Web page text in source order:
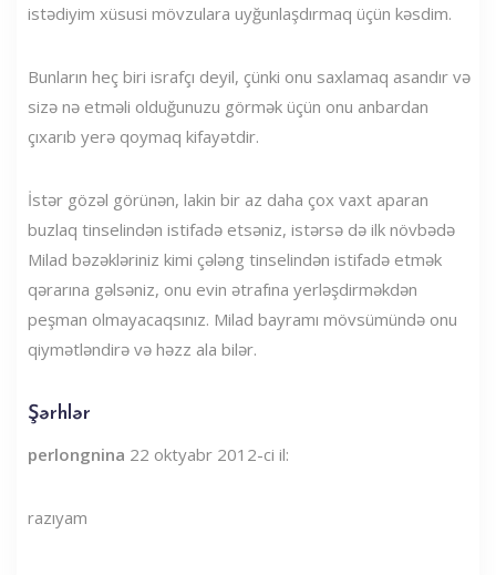
istədiyim xüsusi mövzulara uyğunlaşdırmaq üçün kəsdim.
Bunların heç biri israfçı deyil, çünki onu saxlamaq asandır və
sizə nə etməli olduğunuzu görmək üçün onu anbardan
çıxarıb yerə qoymaq kifayətdir.
İstər gözəl görünən, lakin bir az daha çox vaxt aparan
buzlaq tinselindən istifadə etsəniz, istərsə də ilk növbədə
Milad bəzəkləriniz kimi çələng tinselindən istifadə etmək
qərarına gəlsəniz, onu evin ətrafına yerləşdirməkdən
peşman olmayacaqsınız. Milad bayramı mövsümündə onu
qiymətləndirə və həzz ala bilər.
Şərhlər
perlongnina 22 oktyabr 2012-ci il:
razıyam